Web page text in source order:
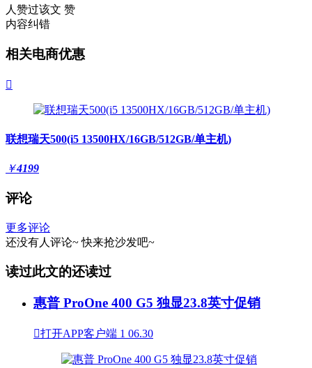
人赞过该文 赞
内容纠错
相关电商优惠

联想瑞天500(i5 13500HX/16GB/512GB/单主机)
￥4199
评论
更多评论
还没有人评论~ 快来抢沙发吧~
读过此文的还读过
惠普 ProOne 400 G5 独显23.8英寸促销
打开APP客户端 1 06.30